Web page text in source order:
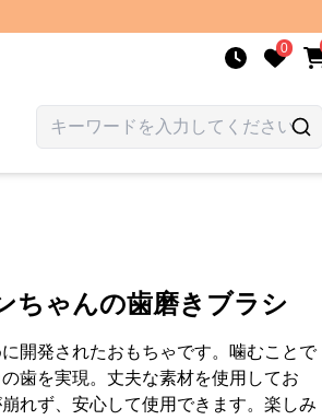
0
ちゃんの歯磨きブラシ
開発されたおもちゃです。噛むことで
歯を実現。丈夫な素材を使用してお
れず、安心して使用できます。楽しみ